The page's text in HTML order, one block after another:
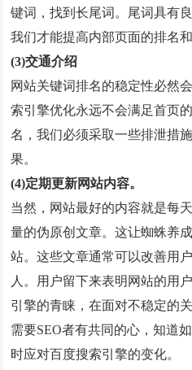
联系我们
键词，找到长尾词。尾词具有
我们才能提高内部页面的排名
(3)交通介绍
网站关键词排名的稳定性必然
索引擎优化永远不会满足首页
名，我们必须采取一些排泄措
果。
(4)定期更新网站内容。
当然，网站最好的内容就是每
量的伪原创文章。这让蜘蛛养
站。这些文章通常可以改善用
人。用户留下来表明网站的用
引擎的青睐，在面对不稳定的
需要SEO者有共同的心，知道
时应对百度搜索引擎的变化。